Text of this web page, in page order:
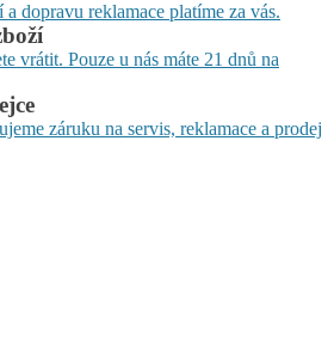
dopravu reklamace platíme za vás.
vrátit. Pouze u nás máte 21 dnů na
záruku na servis, reklamace a prodej